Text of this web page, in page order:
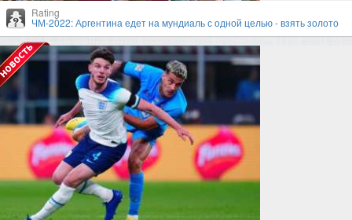
Rating
ЧМ-2022: Аргентина едет на мундиаль с одной целью - взять золото